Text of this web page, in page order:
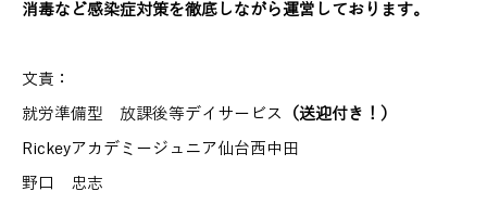
消毒など感染症対策を徹底しながら運営しております。
文責：
就労準備型 放課後等デイサービス
（送迎付き！）
Rickeyアカデミージュニア仙台西中田
野口 忠志